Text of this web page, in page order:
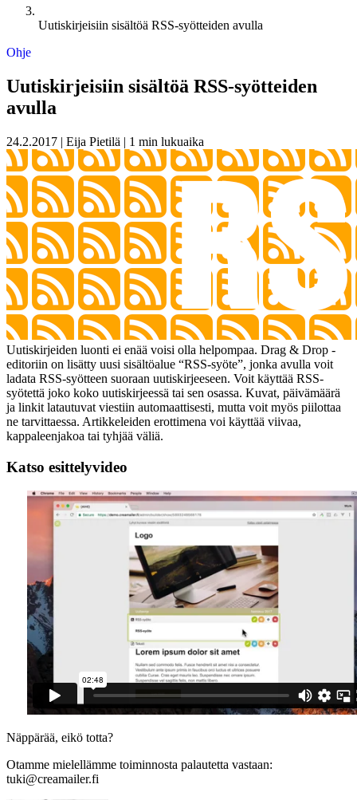
Uutiskirjeisiin sisältöä RSS-syötteiden avulla
Ohje
Uutiskirjeisiin sisältöä RSS-syötteiden
avulla
24.2.2017 | Eija Pietilä | 1 min lukuaika
Uutiskirjeiden luonti ei enää voisi olla helpompaa. Drag & Drop -
editoriin on lisätty uusi sisältöalue “RSS-syöte”, jonka avulla voit
ladata RSS-syötteen suoraan uutiskirjeeseen. Voit käyttää RSS-
syötettä joko koko uutiskirjeessä tai sen osassa. Kuvat, päivämäärä
ja linkit latautuvat viestiin automaattisesti, mutta voit myös piilottaa
ne tarvittaessa. Artikkeleiden erottimena voi käyttää viivaa,
kappaleenjakoa tai tyhjää väliä.
Katso esittelyvideo
Näppärää, eikö totta?
Otamme mielellämme toiminnosta palautetta vastaan:
tuki@creamailer.fi